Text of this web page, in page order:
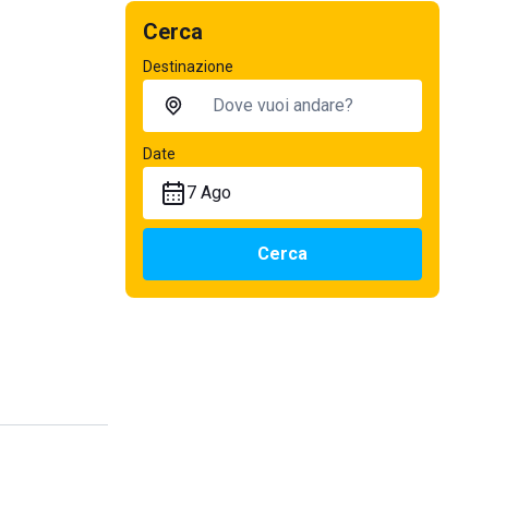
Cerca
Destinazione
Date
7 Ago
Cerca